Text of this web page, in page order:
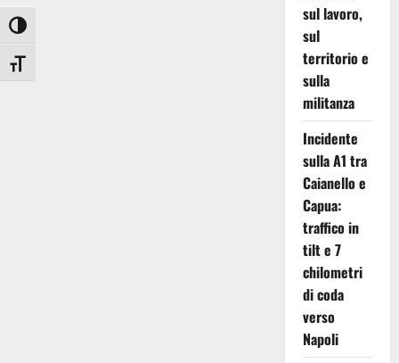
Attiva/disattiva alto contrasto
Attiva/disattiva dimensione testo
sul lavoro,
sul
territorio e
sulla
militanza
Incidente
sulla A1 tra
Caianello e
Capua:
traffico in
tilt e 7
chilometri
di coda
verso
Napoli